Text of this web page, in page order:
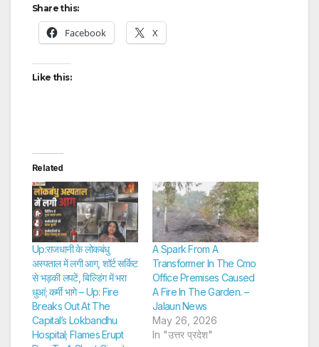
Share this:
Facebook X
Like this:
Related
Up:राजधानी के लोकबंधु
अस्पताल में लगी आग, शॉर्ट सर्किट
से भड़की लपटें, बिल्डिंग में भरा
धुआं; कर्मी भागे – Up: Fire
Breaks Out At The
Capital’s Lokbandhu
Hospital; Flames Erupt
A Spark From A
Transformer In The Cmo
Office Premises Caused
A Fire In The Garden. –
Jalaun News
May 26, 2026
In "उत्तर प्रदेश"